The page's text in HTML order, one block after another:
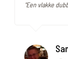
"Een vlakke